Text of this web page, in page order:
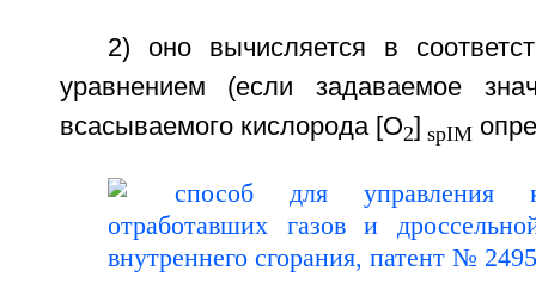
2) оно вычисляется в
уравнением (если задаваемое
всасываемого кислорода [O2] spIM